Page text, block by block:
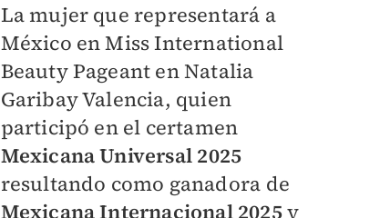
La mujer que representará a
México en Miss International
Beauty Pageant en Natalia
Garibay Valencia, quien
participó en el certamen
Mexicana Universal 2025
resultando como ganadora de
Mexicana Internacional 2025y